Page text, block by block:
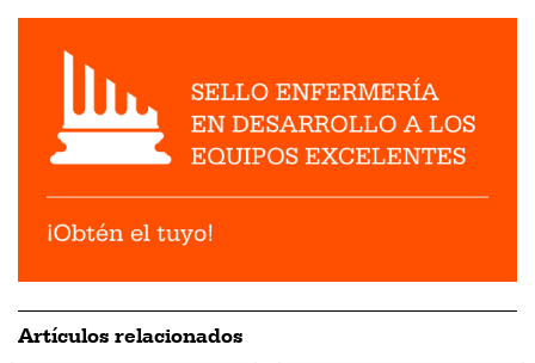
Artículos relacionados